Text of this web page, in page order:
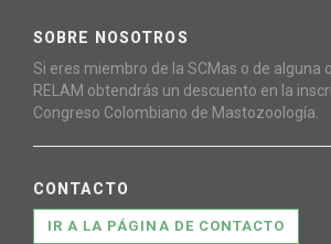
SOBRE NOSOTROS
Si eres miembro de la SCMas o de alguna
RELAM obtendrás un descuento en la
Congreso Colombiano de Mastozoología.
CONTACTO
IR A LA PÁGINA DE CONTACTO